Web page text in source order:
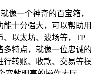
像一个神奇的百宝箱，
十分强大，可以帮助用
、以太坊、波场等，TP
特点，就像一位忠诚的
行转账、收款、交易等操